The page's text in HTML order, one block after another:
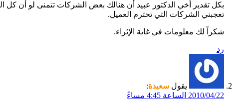
بكل تقدير أخي الدكتور عبيد أن هنالك بعض الشركات تتمنى لو أن كل
تعجبني الشركات التي تحترم العميل.
شكراً لك معلومات في غاية الإثراء.
رد
يقول سعيدة:
2010/04/22 الساعة 4:45 مساءً